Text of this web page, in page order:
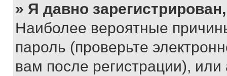
» Я давно
Наиболее вероятные
пароль (проверьте
вам после регистрации),